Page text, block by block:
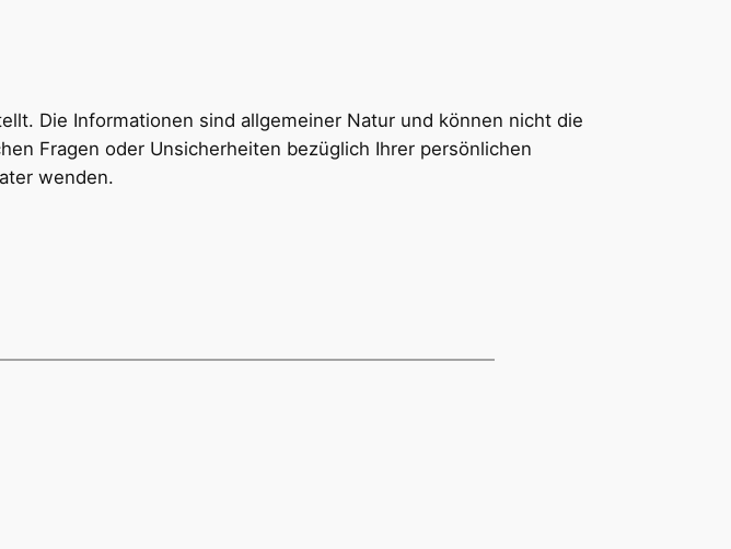
Die Informationen sind allgemeiner Natur und können nicht die
Fragen oder Unsicherheiten bezüglich Ihrer persönlichen
wenden.